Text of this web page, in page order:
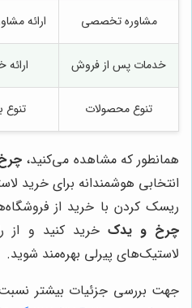
مشاوره تخصصی ارائه
خدمات پس از فروش
تنوع محصولات تنوع
همانطور که مشاهده می‌کنید،
انتخابی هوشمندانه برای خرید
ریسک کردن با خرید از
چرخ و یدک خرید کنید و از
لاستیک‌های پیرلی بهره‌مند شوید.
جهت بررسی جزئیات بیشتر نسبت